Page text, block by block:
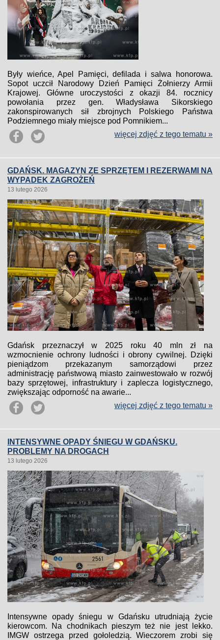
Były wieńce, Apel Pamięci, defilada i salwa honorowa.
Sopot uczcił Narodowy Dzień Pamięci Żołnierzy Armii
Krajowej. Główne uroczystości z okazji 84. rocznicy
powołania przez gen. Władysława Sikorskiego
zakonspirowanych sił zbrojnych Polskiego Państwa
Podziemnego miały miejsce pod Pomnikiem...
więcej zdjęć z tego tematu »
GDAŃSK. MAGAZYN ZE SPRZĘTEM I REZERWAMI NA
WYPADEK ZAGROŻEŃ
13 lutego 2026
Gdańsk przeznaczył w 2025 roku 40 mln zł na
wzmocnienie ochrony ludności i obrony cywilnej. Dzięki
pieniądzom przekazanym samorządowi przez
administrację państwową miasto zainwestowało w rozwój
bazy sprzętowej, infrastruktury i zaplecza logistycznego,
zwiększając odporność na awarie...
więcej zdjęć z tego tematu »
INTENSYWNE OPADY ŚNIEGU W GDAŃSKU.
PROBLEMY NA DROGACH
13 lutego 2026
Intensywne opady śniegu w Gdańsku utrudniają życie
kierowcom. Na chodnikach pieszym też nie jest lekko.
IMGW ostrzega przed gołoledzią. Wieczorem zrobi się